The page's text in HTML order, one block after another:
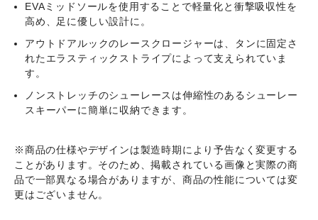
EVAミッドソールを使用することで軽量化と衝撃吸収性を
高め、足に優しい設計に。
アウトドアルックのレースクロージャーは、タンに固定さ
れたエラスティックストライプによって支えられていま
す。
ノンストレッチのシューレースは伸縮性のあるシューレー
スキーパーに簡単に収納できます。
※商品の仕様やデザインは製造時期により予告なく変更する
ことがあります。そのため、掲載されている画像と実際の商
品で一部異なる場合がありますが、商品の性能については変
更はございません。